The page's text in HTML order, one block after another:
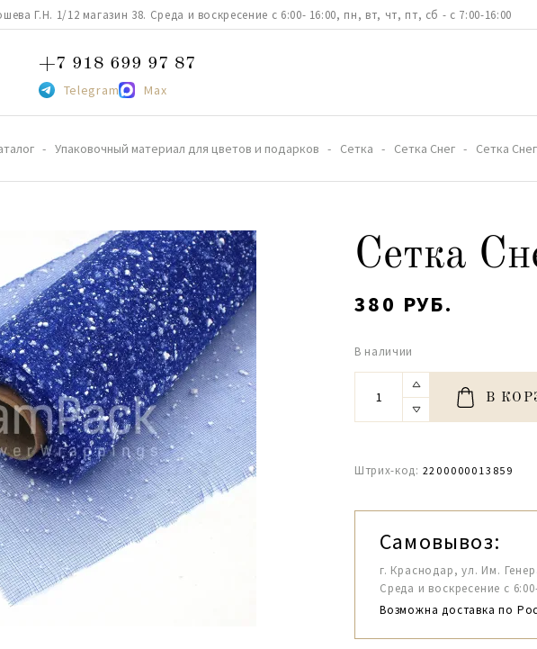
Г.Н. 1/12 магазин 38. Среда и воскресение с 6:00- 16:00, пн, вт, чт, пт, сб - с 7:00-16:00
+7 918 699 97 87
Telegram Max
Упаковочный материал для цветов и подарков Сетка Сетка Снег Сетка
Сетка
380 РУБ.
В наличии
В
Штрих-код: 2200000013859
Самовывоз:
г. Краснодар, ул. Им.
Среда и воскресение с
Возможна доставка по